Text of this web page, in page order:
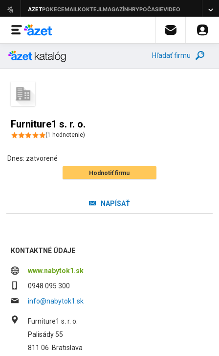
Hľadať firmu
Furniture1 s. r. o.
(1 hodnotenie)
Dnes: zatvorené
Hodnotiť firmu
NAPÍSAŤ
KONTAKTNÉ ÚDAJE
www.nabytok1.sk
0948 095 300
info@nabytok1.sk
Furniture1 s. r. o.
Palisády 55
811 06 Bratislava